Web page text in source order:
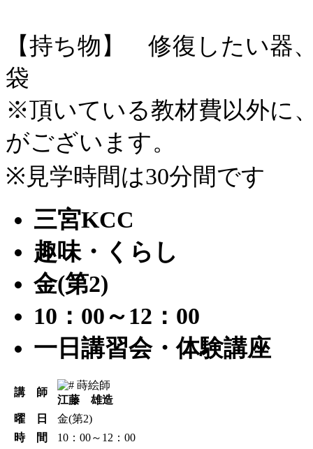
【持ち物】 修復したい器
袋
※頂いている教材費以外に
がございます。
※見学時間は30分間です
三宮KCC
趣味・くらし
金(第2)
10：00～12：00
一日講習会・体験講座
講 師
蒔絵師
江藤 雄造
曜 日
金(第2)
時 間
10：00～12：00